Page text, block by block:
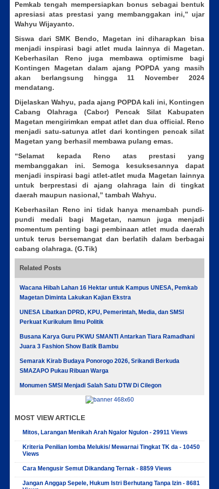
Pemkab tengah mempersiapkan bonus sebagai bentuk
apresiasi atas prestasi yang membanggakan ini,” ujar
Wahyu Wijayanto.
Siswa dari SMK Bendo, Magetan ini diharapkan bisa
menjadi inspirasi bagi atlet muda lainnya di Magetan.
Keberhasilan Reno juga membawa optimisme bagi
Kontingen Magetan dalam ajang POPDA yang masih
akan berlangsung hingga 11 November 2024
mendatang.
Dijelaskan Wahyu, pada ajang POPDA kali ini, Kontingen
Cabang Olahraga (Cabor) Pencak Silat Kabupaten
Magetan mengirimkan empat atlet dan dua official. Reno
menjadi satu-satunya atlet dari kontingen pencak silat
Magetan yang berhasil membawa pulang emas.
“Selamat kepada Reno atas prestasi yang
membanggakan ini. Semoga kesuksesannya dapat
menjadi inspirasi bagi atlet-atlet muda Magetan lainnya
untuk berprestasi di ajang olahraga lain di tingkat
daerah maupun nasional,” tambah Wahyu.
Keberhasilan Reno ini tidak hanya menambah pundi-
pundi medali bagi Magetan, namun juga menjadi
momentum penting bagi pembinaan atlet muda daerah
untuk terus bersemangat dan berlatih dalam berbagai
cabang olahraga. (G.Tik)
Related Posts
Wacana Hibah Lahan 16 Hektar untuk Kampus UNESA, Pemkab
Magetan Diminta Lakukan Kajian Ekstra
UNESA Libatkan DPRD, KPU, Pemerintah, Media, dan SMSI
Perkuat Kurikulum Ilmu Politik
Busana Karya Guru PKWU SMANTI Antarkan Tiara Ramadhani
Juara 3 Fashion Show Batik Bambu
Semarak Kirab Budaya Ponorogo 2026, Srikandi Berkuda
SMAZAPO Pukau Ribuan Warga
Monumen SMSI Menjadi Salah Satu DTW Di Cilegon
MOST VIEW ARTICLE
Mitos, Larangan Menikah Arah Ngalor Ngulon - 29911 Views
Kriteria Penilian lomba Melukis/ Mewarnai Tingkat TK da - 10450
Views
Cara Mengusir Semut Dikandang Ternak - 8859 Views
Jangan Anggap Sepele, Hukum Istri Berhutang Tanpa Izin - 8681